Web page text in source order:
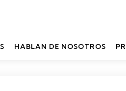
HABLAN DE NOSOTROS